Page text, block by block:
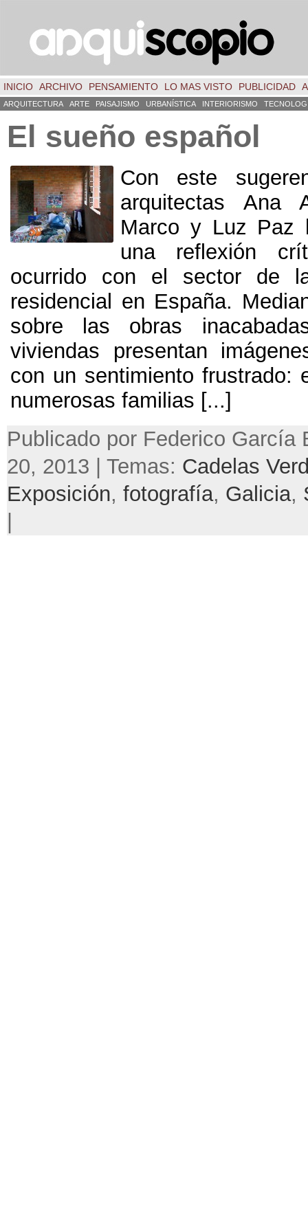
INICIO ARCHIVO PENSAMIENTO LO MAS VISTO PUBLICIDAD
ARQUITECTURA ARTE PAISAJISMO URBANÍSTICA INTERIORISMO
El sueño español
Con este
arquitectas Ana
Marco y Luz Paz
una reflexión
ocurrido con el sector de
residencial en España.
sobre las obras
viviendas presentan
con un sentimiento frustrado:
numerosas familias [...]
Publicado por Federico García
20, 2013 | Temas: Cadelas
Exposición, fotografía, Galicia,
|